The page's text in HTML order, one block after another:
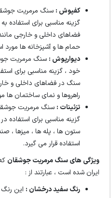
کفپوش : سنگ مرمریت
گزینه مناسبی برای
فضاهای داخلی و خارجی مانند
حمام ها و آشپزخانه ها مورد
دیوارپوش : سنگ مرمریت
خود ، گزینه مناسبی برای
سنگ در فضاهای داخلی و
راهروها و نمای ساختمان ها
تزئینات : سنگ مرمریت
گزینه مناسبی برای
ستون ها ، پله ها ، میزها ،
استفاده قرار می گیرد.
ویژگی های سنگ مرمریت جوشقان
ایران شده است ، عبارتند از :
رنگ سفید درخشان : این